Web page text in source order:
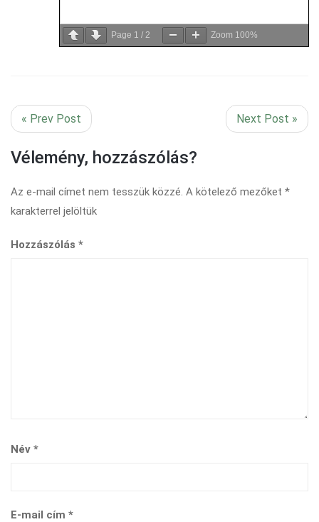
Page 1 / 2 Zoom 100%
« Prev Post Next Post »
Vélemény, hozzászólás?
Az e-mail címet nem tesszük közzé. A kötelező mezőket *
karakterrel jelöltük
Hozzászólás *
Név *
E-mail cím *